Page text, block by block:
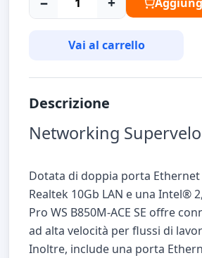
Vai al carrello
Descrizione
Networking
Dotata di doppia porta
Realtek 10Gb LAN e una Intel®
Pro WS B850M-ACE SE offre
ad alta velocità per flussi di
Inoltre, include una porta